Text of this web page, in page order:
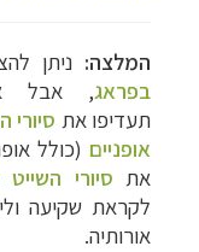
המלצה: ניתן
בפראג, אבל
תעדיפו את סיורי
אופניים (כולל
את סיורי
לקראת שקיעה
אורותיה.